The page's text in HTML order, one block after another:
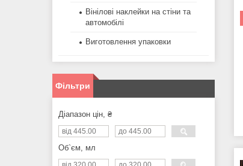
Вінілові наклейки на стіни та
автомобілі
Виготовлення упаковки
Фільтри
Діапазон цін, ₴
Об`єм, мл